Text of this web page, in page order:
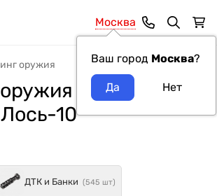
Москва
Ваш город Москва?
оружия
модель
10
ДТК и Банки (545 шт)